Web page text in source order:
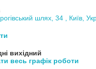
шлях, 34 , Київ,
вихідний
весь графік роботи